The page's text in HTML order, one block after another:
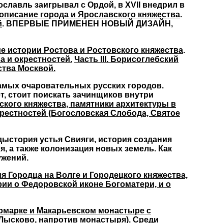
заигрывал с Ордой, в XVII внедрил в
города и Ярославского княжества.
. ВПЕРВЫЕ ПРИМЕНЕН НОВЫЙ ДИЗАЙН,
истории Ростова и Ростовского княжества.
и окрестностей. Часть III. Борисоглебский
Москвой.
очаровательных русских городов.
стоит поискать зачинщиков внутри
княжества, памятники архитектуры в
(Богословская Слобода, Святое
устья Свияги, история создания
а также колонизация новых земель. Как
на Волге и Городецкого княжества,
о Федоровской иконе Богоматери, и о
и Макарьевском монастыре с
напротив монастыря). Среди